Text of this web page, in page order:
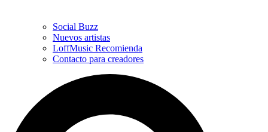
Social Buzz
Nuevos artistas
LoffMusic Recomienda
Contacto para creadores